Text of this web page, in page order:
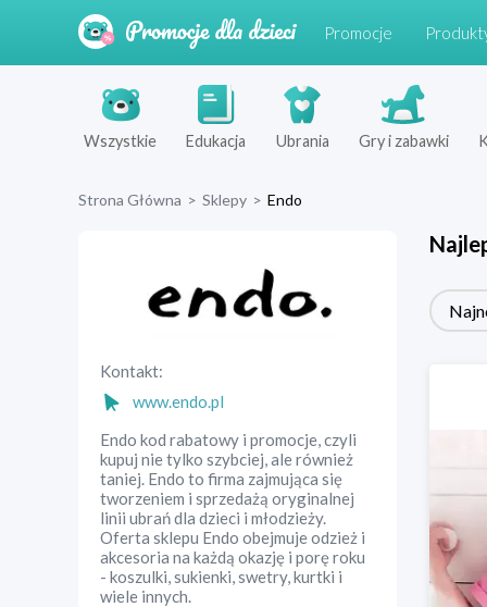
Promocje
Wszystkie Edukacja Ubrania Gry i zabawki
Strona Główna > Sklepy > Endo
Kontakt:
www.endo.pl
Endo kod rabatowy i promocje, czyli
kupuj nie tylko szybciej, ale również
taniej. Endo to firma zajmująca się
tworzeniem i sprzedażą oryginalnej
linii ubrań dla dzieci i młodzieży.
Oferta sklepu Endo obejmuje odzież i
akcesoria na każdą okazję i porę roku
- koszulki, sukienki, swetry, kurtki i
wiele innych.